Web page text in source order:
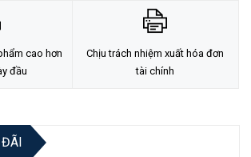
camera và dịch vụ lắp đặt camera tận nơi:
cao hơn
đầu
Chịu trách nhiệm xuất hóa đơn
tài chính
ĐÃI